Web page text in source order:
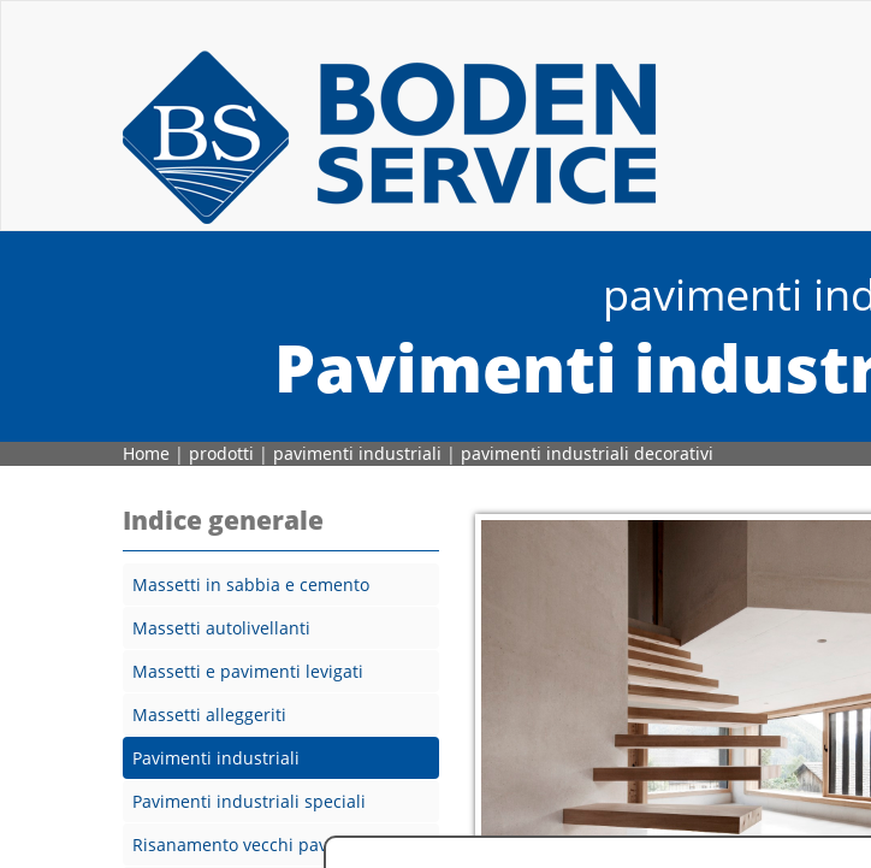
pavimenti
Pavimenti
Home | prodotti | pavimenti industriali | pavimenti industriali decorativi
Indice generale
Massetti in sabbia e cemento
Massetti autolivellanti
Massetti e pavimenti levigati
Massetti alleggeriti
Pavimenti industriali
Pavimenti industriali speciali
Risanamento vecchi pavimenti